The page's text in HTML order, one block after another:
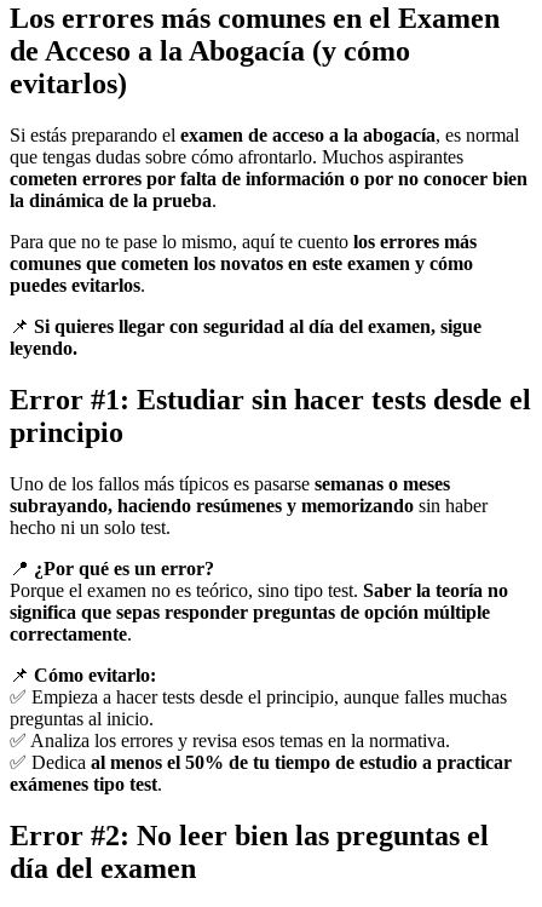
Los errores más comunes en el Examen
de Acceso a la Abogacía (y cómo
evitarlos)
Si estás preparando el examen de acceso a la abogacía, es normal
que tengas dudas sobre cómo afrontarlo. Muchos aspirantes
cometen errores por falta de información o por no conocer bien
la dinámica de la prueba.
Para que no te pase lo mismo, aquí te cuento los errores más
comunes que cometen los novatos en este examen y cómo
puedes evitarlos.
📌 Si quieres llegar con seguridad al día del examen, sigue
leyendo.
Error #1: Estudiar sin hacer tests desde el
principio
Uno de los fallos más típicos es pasarse semanas o meses
subrayando, haciendo resúmenes y memorizando sin haber
hecho ni un solo test.
📍 ¿Por qué es un error?
Porque el examen no es teórico, sino tipo test. Saber la teoría no
significa que sepas responder preguntas de opción múltiple
correctamente.
📌 Cómo evitarlo:
✅ Empieza a hacer tests desde el principio, aunque falles muchas
preguntas al inicio.
✅ Analiza los errores y revisa esos temas en la normativa.
✅ Dedica al menos el 50% de tu tiempo de estudio a practicar
exámenes tipo test.
Error #2: No leer bien las preguntas el
día del examen